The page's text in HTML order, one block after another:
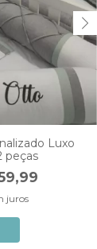
Luxo
peças
juros